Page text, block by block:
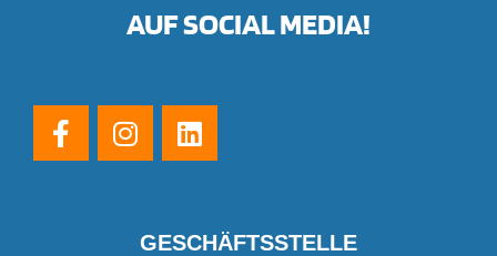
AUF SOCIAL MEDIA!
GESCHÄFTSSTELLE